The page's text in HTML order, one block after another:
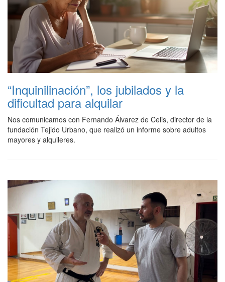
“Inquinilinación”, los jubilados y la
dificultad para alquilar
Nos comunicamos con Fernando Álvarez de Celis, director de la
fundación Tejido Urbano, que realizó un informe sobre adultos
mayores y alquileres.